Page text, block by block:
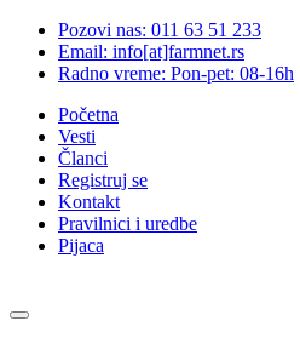
Pozovi nas: 011 63 51 233
Email: info[at]farmnet.rs
Radno vreme: Pon-pet: 08-16h
Početna
Vesti
Članci
Registruj se
Kontakt
Pravilnici i uredbe
Pijaca